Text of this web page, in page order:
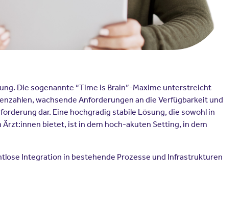
Die sogenannte “Time is Brain”-Maxime unterstreicht
wachsende Anforderungen an die Verfügbarkeit und
dar. Eine hochgradig stabile Lösung, die sowohl in
bietet, ist in dem hoch-akuten Setting, in dem
Integration in bestehende Prozesse und Infrastrukturen